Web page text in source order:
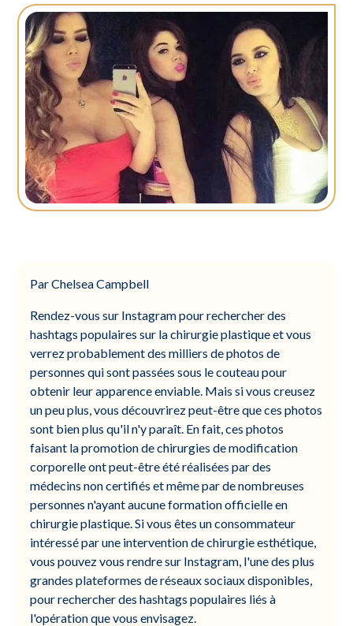
Par Chelsea Campbell
Rendez-vous sur Instagram pour rechercher des
hashtags populaires sur la chirurgie plastique et vous
verrez probablement des milliers de photos de
personnes qui sont passées sous le couteau pour
obtenir leur apparence enviable. Mais si vous creusez
un peu plus, vous découvrirez peut-être que ces photos
sont bien plus qu'il n'y paraît. En fait, ces photos
faisant la promotion de chirurgies de modification
corporelle ont peut-être été réalisées par des
médecins non certifiés et même par de nombreuses
personnes n'ayant aucune formation officielle en
chirurgie plastique. Si vous êtes un consommateur
intéressé par une intervention de chirurgie esthétique,
vous pouvez vous rendre sur Instagram, l'une des plus
grandes plateformes de réseaux sociaux disponibles,
pour rechercher des hashtags populaires liés à
l'opération que vous envisagez.